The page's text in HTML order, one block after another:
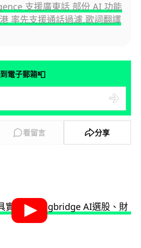
支援廣東話 部份 AI 功能
率先支援通話過濾,歌詞翻譯
電子郵箱📮
看留言 分享